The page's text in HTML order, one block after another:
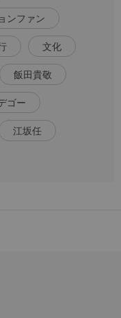
ンファン
文化
飯田貴敬
ゴー
江坂任